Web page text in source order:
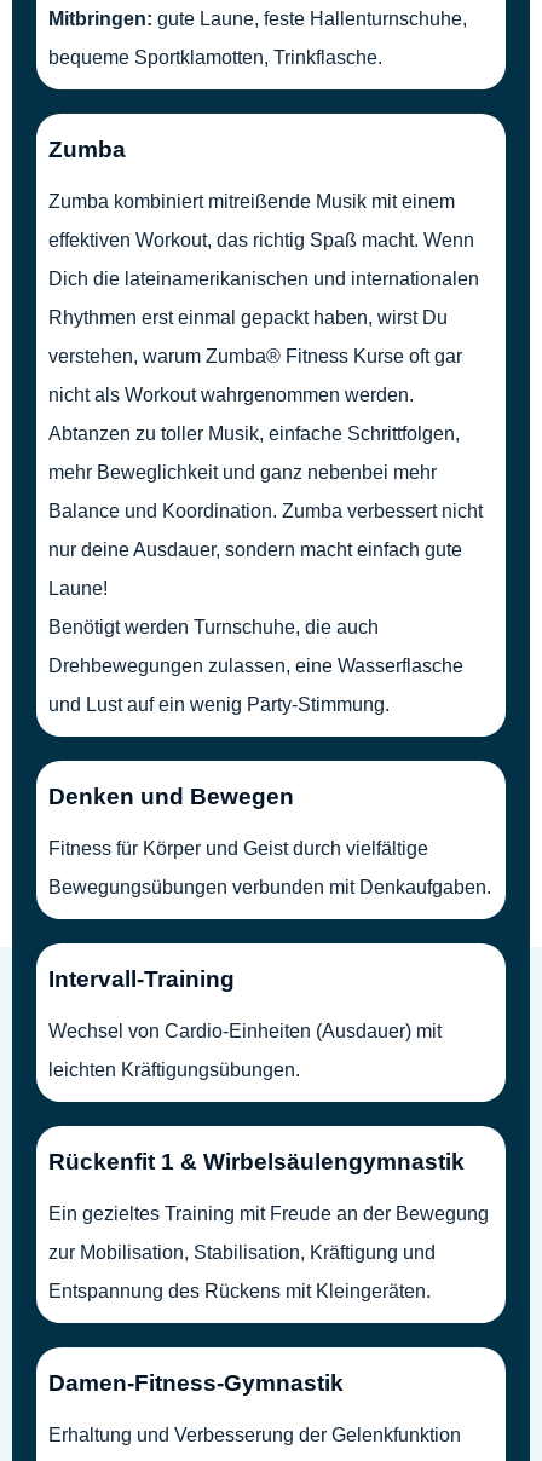
Mitbringen: gute Laune, feste Hallenturnschuhe,
bequeme Sportklamotten, Trinkflasche.
Zumba
Zumba kombiniert mitreißende Musik mit einem
effektiven Workout, das richtig Spaß macht. Wenn
Dich die lateinamerikanischen und internationalen
Rhythmen erst einmal gepackt haben, wirst Du
verstehen, warum Zumba® Fitness Kurse oft gar
nicht als Workout wahrgenommen werden.
Abtanzen zu toller Musik, einfache Schrittfolgen,
mehr Beweglichkeit und ganz nebenbei mehr
Balance und Koordination. Zumba verbessert nicht
nur deine Ausdauer, sondern macht einfach gute
Laune!
Benötigt werden Turnschuhe, die auch
Drehbewegungen zulassen, eine Wasserflasche
und Lust auf ein wenig Party-Stimmung.
Denken und Bewegen
Fitness für Körper und Geist durch vielfältige
Bewegungsübungen verbunden mit Denkaufgaben.
Intervall-Training
Wechsel von Cardio-Einheiten (Ausdauer) mit
leichten Kräftigungsübungen.
Rückenfit 1 & Wirbelsäulengymnastik
Ein gezieltes Training mit Freude an der Bewegung
zur Mobilisation, Stabilisation, Kräftigung und
Entspannung des Rückens mit Kleingeräten.
Damen-Fitness-Gymnastik
Erhaltung und Verbesserung der Gelenkfunktion